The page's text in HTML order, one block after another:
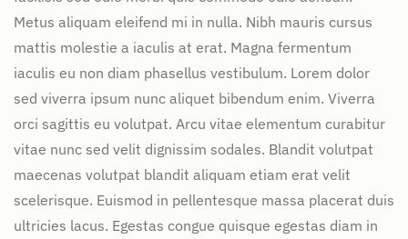
Metus aliquam eleifend mi in nulla. Nibh mauris cursus
mattis molestie a iaculis at erat. Magna fermentum
iaculis eu non diam phasellus vestibulum. Lorem dolor
sed viverra ipsum nunc aliquet bibendum enim. Viverra
orci sagittis eu volutpat. Arcu vitae elementum curabitur
vitae nunc sed velit dignissim sodales. Blandit volutpat
maecenas volutpat blandit aliquam etiam erat velit
scelerisque. Euismod in pellentesque massa placerat duis
ultricies lacus. Egestas congue quisque egestas diam in